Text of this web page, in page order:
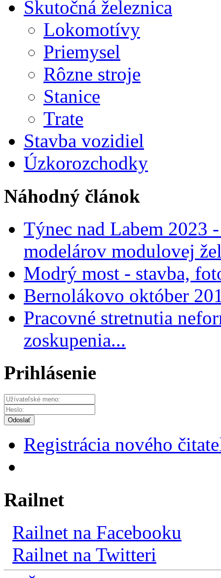
Skutočná železnica
Lokomotívy
Priemysel
Rôzne stroje
Stanice
Trate
Stavba vozidiel
Úzkorozchodky
Náhodný článok
Týnec nad Labem 2023
modelárov modulovej
Modrý most - stavba,
Bernolákovo október
Pracovné stretnutia
zoskupenia...
Prihlásenie
Odoslať
Registrácia nového
Railnet
Railnet na Facebooku
Railnet na Twitteri